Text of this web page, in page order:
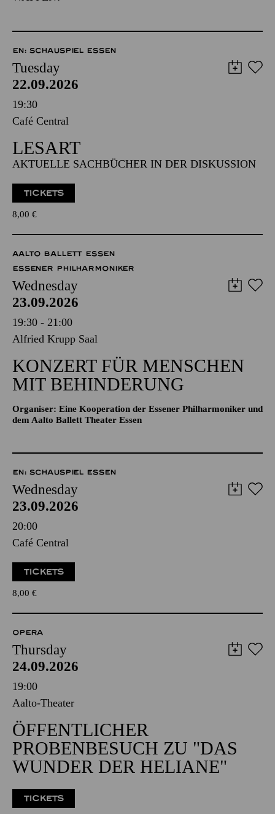
EN: SCHAUSPIEL ESSEN
Tuesday
22.09.2026
19:30
Café Central
LESART
AKTUELLE SACHBÜCHER IN DER DISKUSSION
TICKETS
8,00 €
AALTO BALLETT ESSEN
ESSENER PHILHARMONIKER
Wednesday
23.09.2026
19:30 - 21:00
Alfried Krupp Saal
KONZERT FÜR MENSCHEN
MIT BEHINDERUNG
Organiser: Eine Kooperation der Essener Philharmoniker und
dem Aalto Ballett Theater Essen
EN: SCHAUSPIEL ESSEN
Wednesday
23.09.2026
20:00
Café Central
TICKETS
8,00 €
OPERA
Thursday
24.09.2026
19:00
Aalto-Theater
ÖFFENTLICHER
PROBENBESUCH ZU "DAS
WUNDER DER HELIANE"
TICKETS